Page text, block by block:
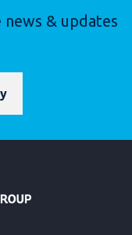
& updates